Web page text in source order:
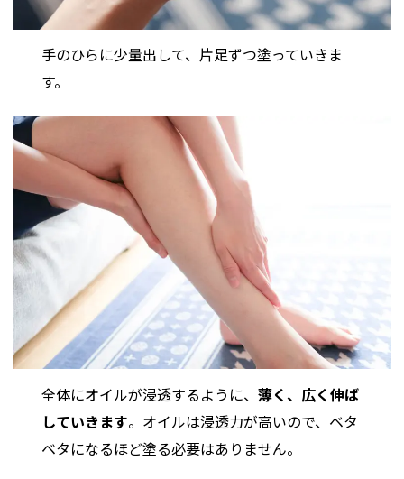
手のひらに少量出して、片足ずつ塗っていきま
す。
全体にオイルが浸透するように、薄く、広く伸ば
していきます。オイルは浸透力が高いので、ベタ
ベタになるほど塗る必要はありません。